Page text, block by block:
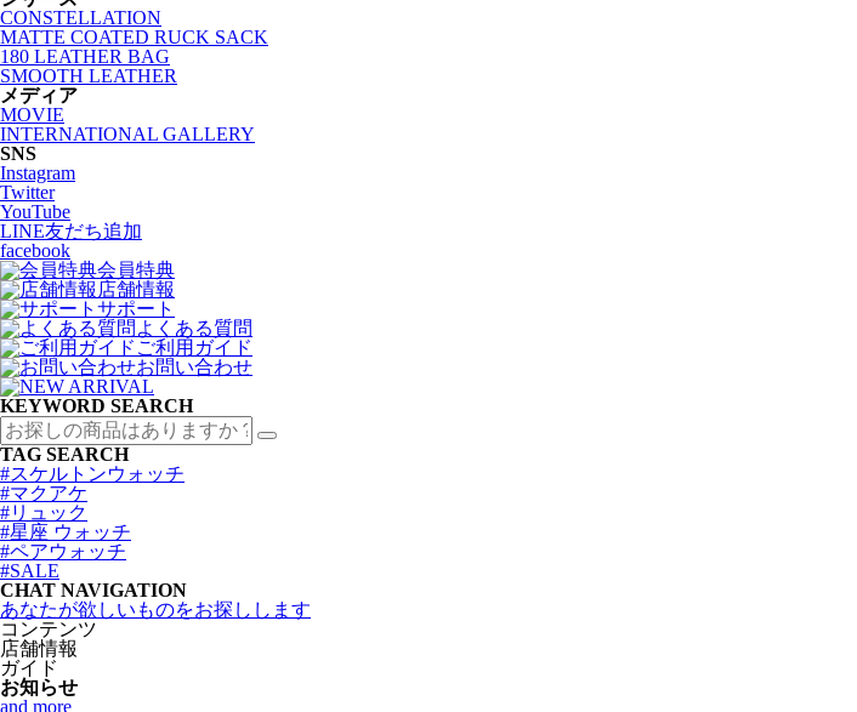
CONSTELLATION
MATTE COATED RUCK SACK
180 LEATHER BAG
SMOOTH LEATHER
メディア
MOVIE
INTERNATIONAL GALLERY
SNS
Instagram
Twitter
YouTube
LINE友だち追加
facebook
会員特典
店舗情報
サポート
よくある質問
ご利用ガイド
お問い合わせ
KEYWORD SEARCH
TAG SEARCH
#スケルトンウォッチ
#マクアケ
#リュック
#星座 ウォッチ
#ペアウォッチ
#SALE
CHAT NAVIGATION
あなたが欲しいものをお探しします
コンテンツ
店舗情報
ガイド
お知らせ
and more